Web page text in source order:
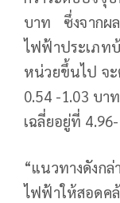
บาท ซึ่งจากผ
ไฟฟ้าประเภท
หน่วยขึ้นไป จะ
0.54 -1.03 บ
เฉลี่ยอยู่ที่
“แนวทางดังกล่
ไฟฟ้าให้สอดค